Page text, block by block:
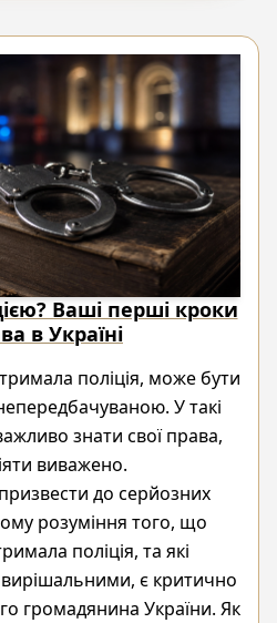
Ваші перші кроки
в Україні
поліція, може бути
У такі
знати свої права,
виважено.
до серйозних
розуміння того, що
поліція, та які
є критично
громадянина України. Як